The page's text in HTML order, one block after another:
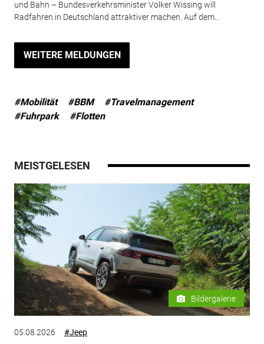
und Bahn – Bundesverkehrsminister Volker Wissing will
Radfahren in Deutschland attraktiver machen. Auf dem...
WEITERE MELDUNGEN
#Mobilität #BBM
#Travelmanagement
#Fuhrpark
#Flotten
MEISTGELESEN
Bildergalerie
05.08.2026 #Jeep